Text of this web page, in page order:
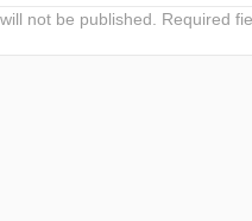
not be published. Required